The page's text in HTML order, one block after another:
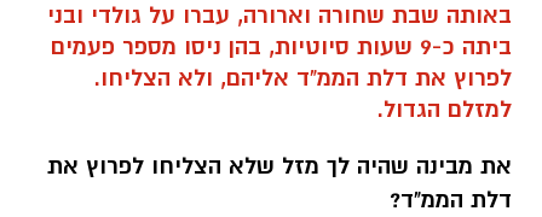
באותה שבת שחורה וארורה, עברו על גולדי ובני
ביתה כ-9 שעות סיוטיות, בהן ניסו מספר פעמים
לפרוץ את דלת הממ"ד אליהם, ולא הצליחו.
למזלם הגדול.
את מבינה שהיה לך מזל שלא הצליחו לפרוץ את
דלת הממ"ד?